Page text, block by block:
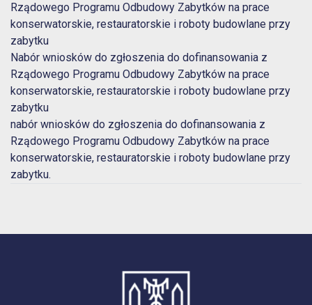
Rządowego Programu Odbudowy Zabytków na prace
konserwatorskie, restauratorskie i roboty budowlane przy
zabytku
Nabór wniosków do zgłoszenia do dofinansowania z
Rządowego Programu Odbudowy Zabytków na prace
konserwatorskie, restauratorskie i roboty budowlane przy
zabytku
nabór wniosków do zgłoszenia do dofinansowania z
Rządowego Programu Odbudowy Zabytków na prace
konserwatorskie, restauratorskie i roboty budowlane przy
zabytku.